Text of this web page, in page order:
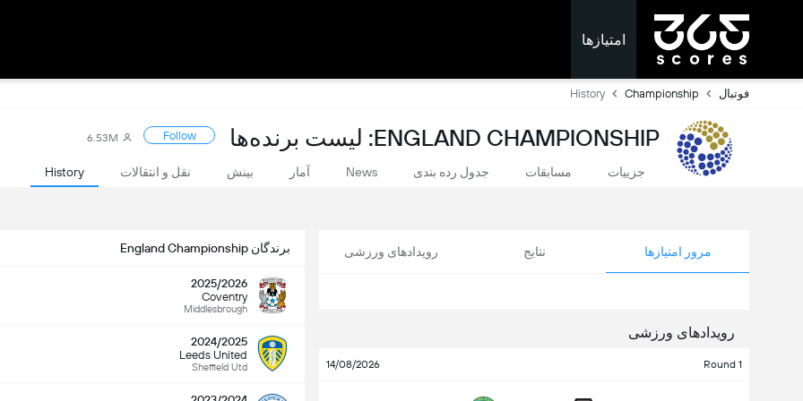
امتیازها
فوتبال Championship
History
ENGLAND CHAMPIONSHIP: لیست برنده‌ها Follow
6.53M
جزییات مسابقات جدول رده بندی News آمار بینش نقل و انتقالات History
مرور امتیازها نتایج رویدادهای ورزشی
رویدادهای ورزشی
Round 1
14/08/2026
برندگان England Championship
2025/2026
Coventry
Middlesbrough
2024/2025
Leeds United
Sheffield Utd